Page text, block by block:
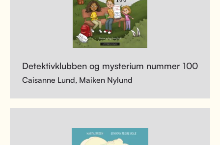
Detektivklubben og mysterium nummer 100
Caisanne Lund, Maiken Nylund